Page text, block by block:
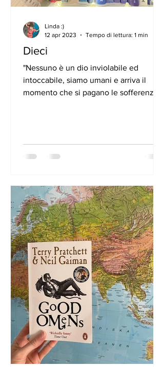
Dieci
"Nessuno è un dio inviolabile ed
intoccabile, siamo umani e arriva il
momento che si pagano le sofferenze
Linda :)
12 apr 2023
Tempo di lettura: 1 min